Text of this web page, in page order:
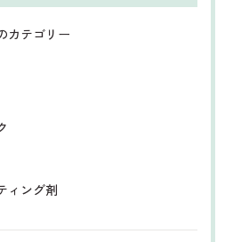
カテゴリー
ィング剤